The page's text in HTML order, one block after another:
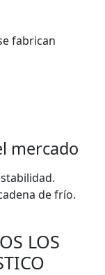
fabrican
mercado
de frío.
LOS